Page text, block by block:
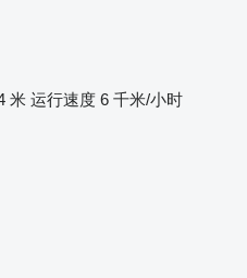
米 运行速度 6 千米/小时